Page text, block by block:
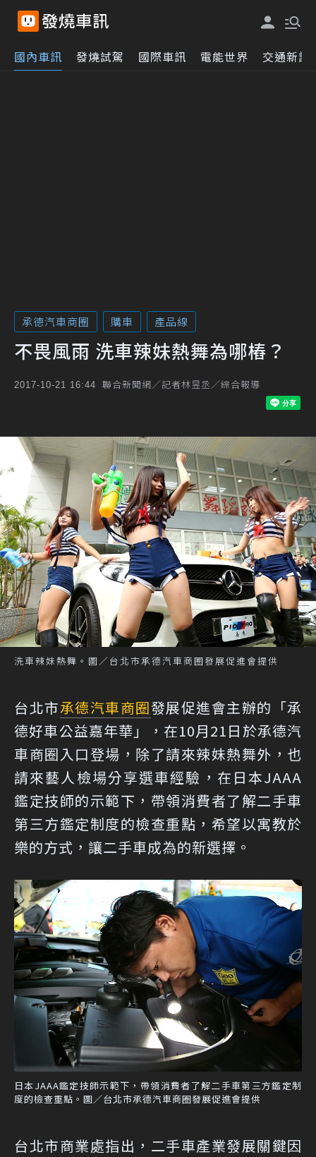
國內車訊 發燒試駕 國際車訊 電能世界 交通新訊
承德汽車商圈 購車 產品線
不畏風雨 洗車辣妹熱舞為哪樁？
2017-10-21 16:44 聯合新聞網／記者林昱丞／綜合報導
洗車辣妹熱舞。圖／台北市承德汽車商圈發展促進會提供
台北市承德汽車商圈發展促進會主辦的「承
德好車公益嘉年華」，在10月21日於承德汽
車商圈入口登場，除了請來辣妹熱舞外，也
請來藝人檢場分享選車經驗，在日本JAAA
鑑定技師的示範下，帶領消費者了解二手車
第三方鑑定制度的檢查重點，希望以寓教於
樂的方式，讓二手車成為的新選擇。
日本JAAA鑑定技師示範下，帶領消費者了解二手車第三方鑑定制
度的檢查重點。圖／台北市承德汽車商圈發展促進會提供
台北市商業處指出，二手車產業發展關鍵因